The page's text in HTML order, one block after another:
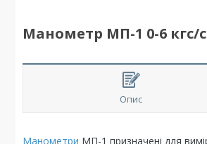
Манометр МП-1 0-6 кгс/
Опис
Манометри МП-1 призначені для